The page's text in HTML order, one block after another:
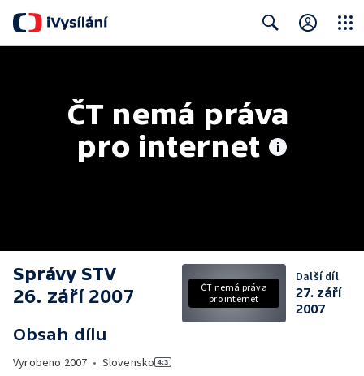
ČT nemá práva
pro internet
Správy STV
26. září 2007
Obsah dílu
Vyrobeno 2007 • Slovensko
ČT nemá práva
pro internet
Další díl
27. září
2007